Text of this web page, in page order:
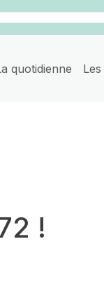
quotidienne
!